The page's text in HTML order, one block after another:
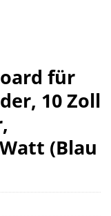
für
10 Zoll
(Blau